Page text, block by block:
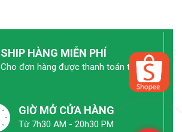
SHIP HÀNG MIỄN PHÍ
Cho đơn hàng được thanh toán trước
GIỜ MỞ CỬA HÀNG
Từ 7h30 AM - 20h30 PM